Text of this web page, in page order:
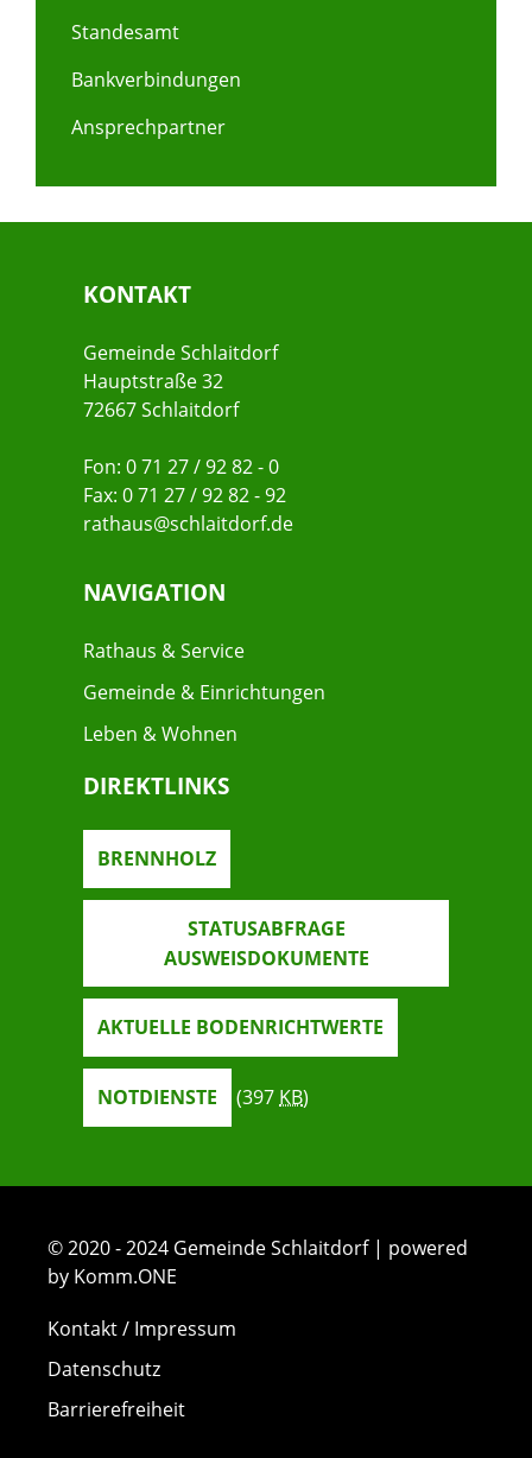
Standesamt
Bankverbindungen
Ansprechpartner
KONTAKT
Gemeinde Schlaitdorf
Hauptstraße 32
72667 Schlaitdorf
Fon: 0 71 27 / 92 82 - 0
Fax: 0 71 27 / 92 82 - 92
rathaus@schlaitdorf.de
NAVIGATION
Rathaus & Service
Gemeinde & Einrichtungen
Leben & Wohnen
DIREKTLINKS
BRENNHOLZ
STATUSABFRAGE
AUSWEISDOKUMENTE
AKTUELLE BODENRICHTWERTE
NOTDIENSTE (397 KB)
© 2020 - 2024 Gemeinde Schlaitdorf | powered
by Komm.ONE
Kontakt / Impressum
Datenschutz
Barrierefreiheit